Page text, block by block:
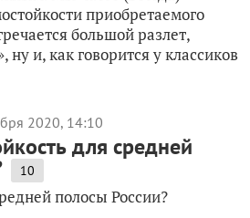
приобретаемого
большой разлет,
ну и, как говорится у классиков
2020, 14:10
для средней
10
полосы России?